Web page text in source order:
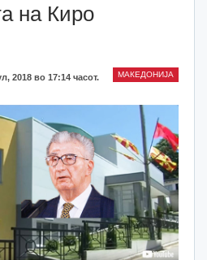
на Киро
МАКЕДОНИЈА
2018 во 17:14 часот.